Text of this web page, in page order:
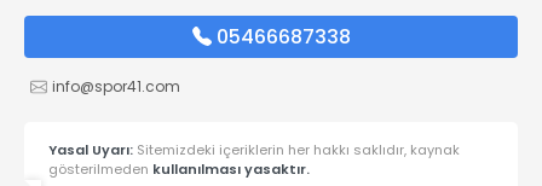
05466687338
info@spor41.com
Yasal Uyarı: Sitemizdeki içeriklerin her hakkı saklıdır, kaynak
gösterilmeden kullanılması yasaktır.